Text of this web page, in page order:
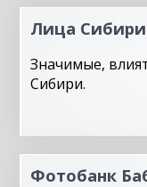
Лица Сибири
Значимые,
Сибири.
Фотобанк